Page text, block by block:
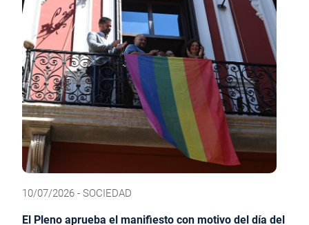
10/07/2026 - SOCIEDAD
El Pleno aprueba el manifiesto con motivo del día del